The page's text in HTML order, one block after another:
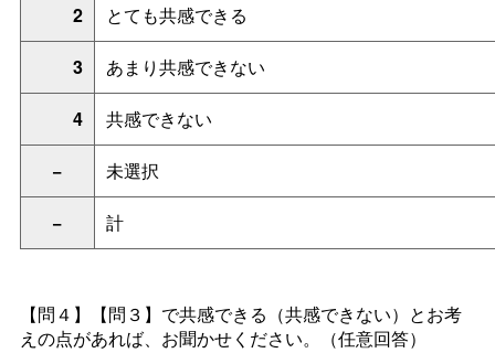
2 とても共感できる
3 あまり共感できない
4 共感できない
− 未選択
− 計
【問４】【問３】で共感できる（共感できない）とお考
えの点があれば、お聞かせください。（任意回答）